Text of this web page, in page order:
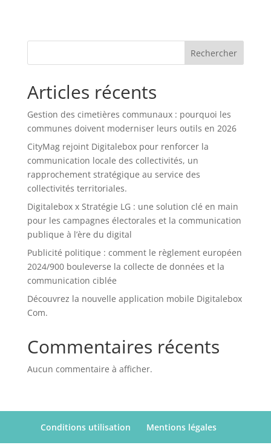
Rechercher
Articles récents
Gestion des cimetières communaux : pourquoi les
communes doivent moderniser leurs outils en 2026
CityMag rejoint Digitalebox pour renforcer la
communication locale des collectivités, un
rapprochement stratégique au service des
collectivités territoriales.
Digitalebox x Stratégie LG : une solution clé en main
pour les campagnes électorales et la communication
publique à l’ère du digital
Publicité politique : comment le règlement européen
2024/900 bouleverse la collecte de données et la
communication ciblée
Découvrez la nouvelle application mobile Digitalebox
Com.
Commentaires récents
Aucun commentaire à afficher.
Conditions utilisation Mentions légales